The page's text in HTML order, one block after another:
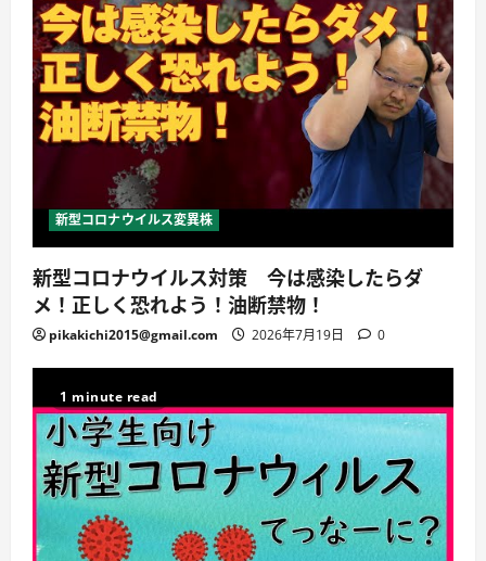
新型コロナウイルス変異株
新型コロナウイルス対策 今は感染したらダ
メ！正しく恐れよう！油断禁物！
pikakichi2015@gmail.com 2026年7月19日 0
1 minute read